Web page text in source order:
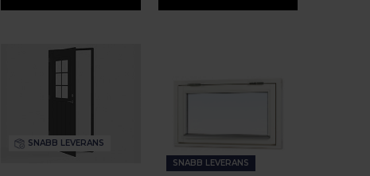
SNABB LEVERANS
SNABB LEVERANS